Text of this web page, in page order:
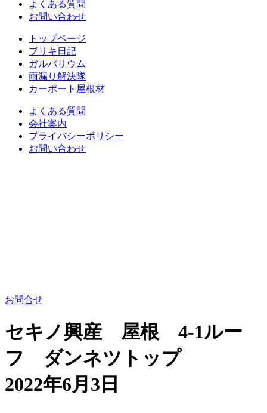
よくある質問
お問い合わせ
トップページ
ブリキ日記
ガルバリウム
雨漏り解決隊
カーポート屋根材
よくある質問
会社案内
プライバシーポリシー
お問い合わせ
お問合せ
セキノ興産 屋根 4-1ルー
フ ダンネツトップ
2022年6月3日